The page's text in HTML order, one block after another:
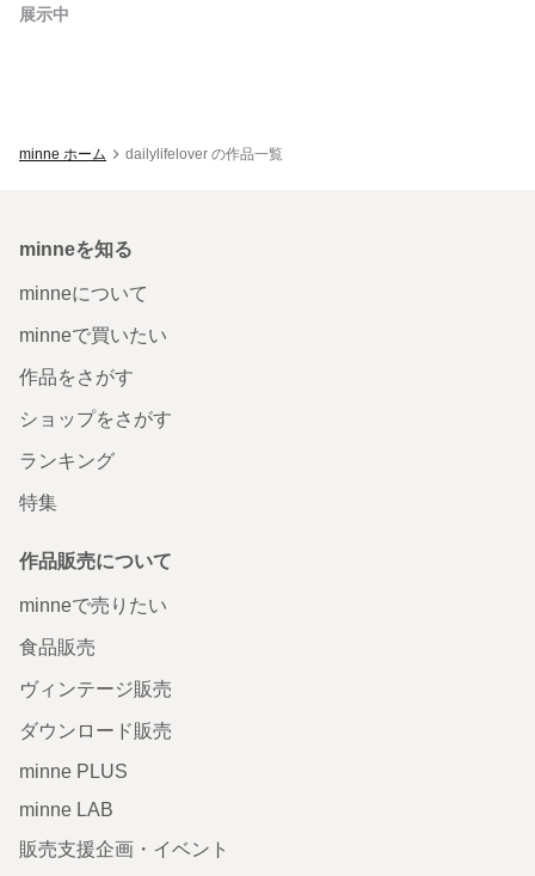
展示中
minne ホーム dailylifelover の作品一覧
minneを知る
minneについて
minneで買いたい
作品をさがす
ショップをさがす
ランキング
特集
作品販売について
minneで売りたい
食品販売
ヴィンテージ販売
ダウンロード販売
minne PLUS
minne LAB
販売支援企画・イベント